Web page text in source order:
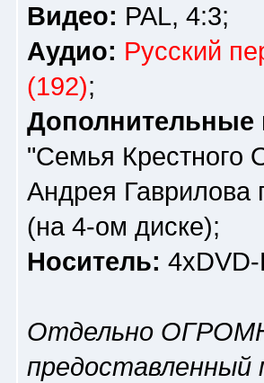
Видео: PAL, 4:3;
Аудио: Русский
(192);
Дополнительные
"Семья Крестного
Андрея Гаврилова
(на 4-ом диске);
Носитель:
Отдельно